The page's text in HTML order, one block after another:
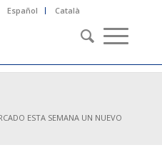
Español Català
ESTA SEMANA UN NUEVO